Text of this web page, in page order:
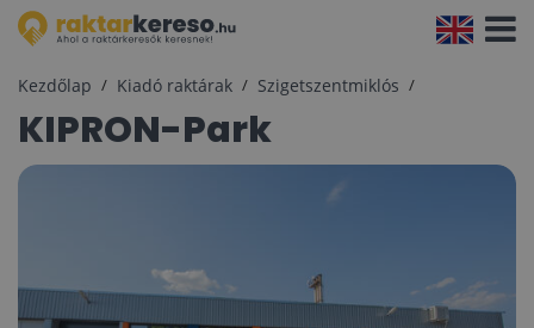
Kezdőlap Kiadó raktárak Szigetszentmiklós
KIPRON-Park